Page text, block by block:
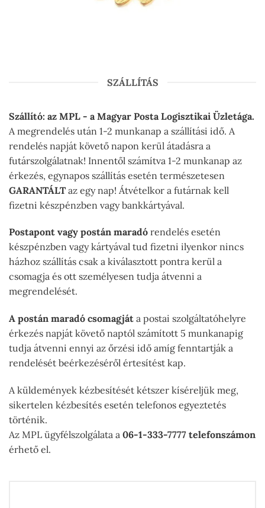
SZÁLLÍTÁS
Szállító: az MPL - a Magyar Posta Logisztikai Üzletága.
A megrendelés után 1-2 munkanap a szállítási idő. A
rendelés napját követő napon kerül átadásra a
futárszolgálatnak! Innentől számítva 1-2 munkanap az
érkezés, egynapos szállítás esetén természetesen
GARANTÁLTaz egy nap! Átvételkor a futárnak kell
fizetni készpénzben vagy bankkártyával.
Postapont vagy postán maradórendelés esetén
készpénzben vagy kártyával tud fizetni ilyenkor nincs
házhoz szállítás csak a kiválasztott pontra kerül a
csomagja és ott személyesen tudja átvenni a
megrendelését.
A postán maradó csomagjáta postai szolgáltatóhelyre
érkezés napját követő naptól számított 5 munkanapig
tudja átvenni ennyi az őrzési idő amíg fenntartják a
rendelését beérkezéséről értesítést kap.
A küldemények kézbesítését kétszer kíséreljük meg,
sikertelen kézbesítés esetén telefonos egyeztetés
történik.
Az MPL ügyfélszolgálata a 06-1-333-7777 telefonszámon
érhető el.